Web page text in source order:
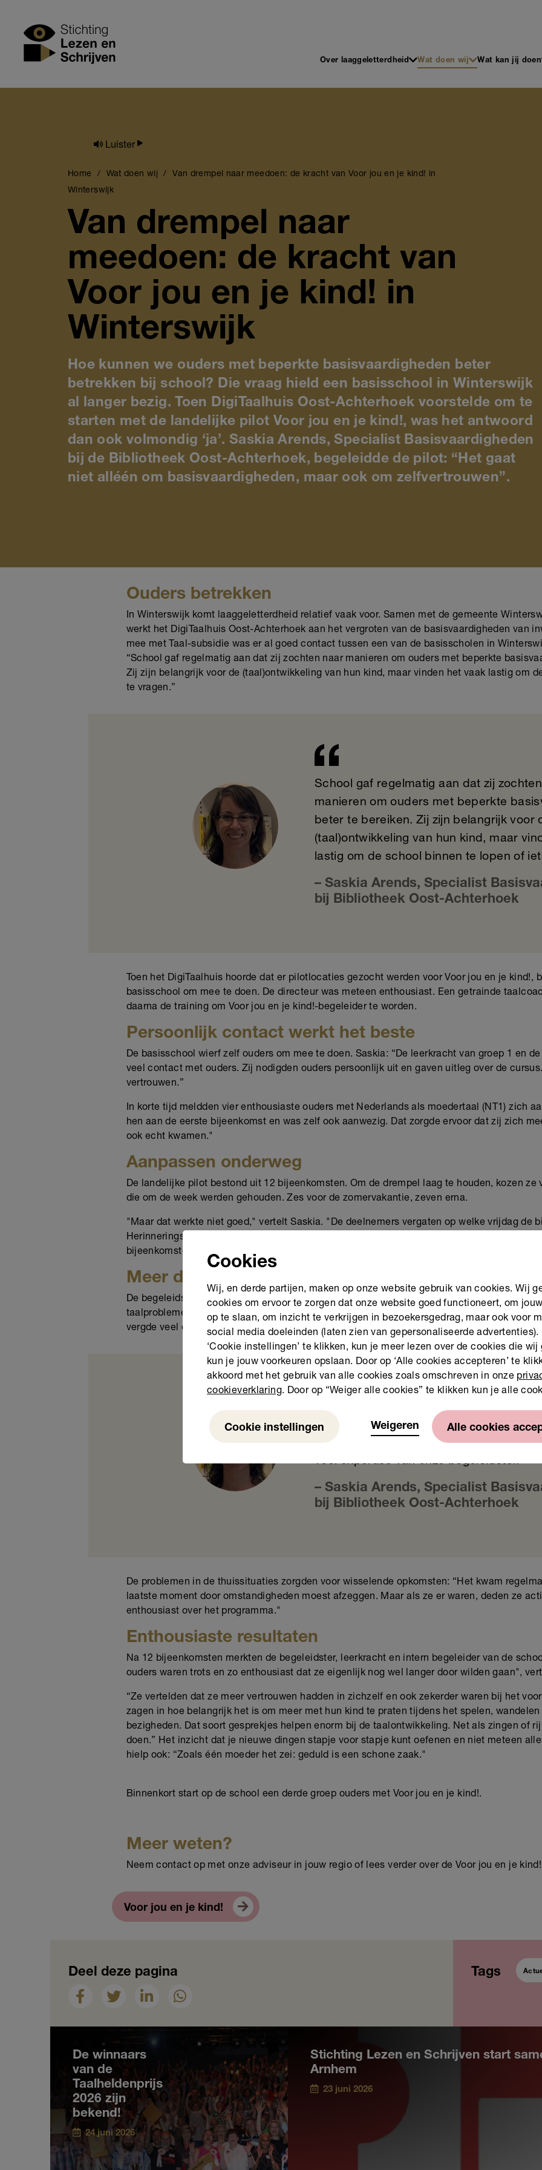
Stichting Lezen en Schrijven
Main
navigation
Over laaggeletterdheid Wat doen wij Wat kan jij doen
Luister
Breadcrumb
Home Wat doen wij
Van drempel naar meedoen: de kracht van Voor jou en je kind! in
Winterswijk
Van drempel naar
meedoen: de kracht van
Voor jou en je kind! in
Winterswijk
Hoe kunnen we ouders met beperkte basisvaardigheden beter
betrekken bij school? Die vraag hield een basisschool in Winterswijk
al langer bezig. Toen DigiTaalhuis Oost-Achterhoek voorstelde om te
starten met de landelijke pilot Voor jou en je kind!, was het antwoord
dan ook volmondig ‘ja’. Saskia Arends, Specialist Basisvaardigheden
bij de Bibliotheek Oost-Achterhoek, begeleidde de pilot: “Het gaat
niet alléén om basisvaardigheden, maar ook om zelfvertrouwen”.
Ouders betrekken
In Winterswijk komt laaggeletterdheid relatief vaak voor. Samen met de gemeente
werkt het DigiTaalhuis Oost-Achterhoek aan het vergroten van de basisvaardigheden van
mee met Taal-subsidie was er al goed contact tussen een van de basisscholen in
“School gaf regelmatig aan dat zij zochten naar manieren om ouders met beperkte
Zij zijn belangrijk voor de (taal)ontwikkeling van hun kind, maar vinden het vaak lastig om
te vragen.”
School gaf regelmatig aan dat zij
manieren om ouders met beperkte
beter te bereiken. Zij zijn belangrijk voor
(taal)ontwikkeling van hun kind, maar
lastig om de school binnen te lopen of
– Saskia Arends, Specialist
bij Bibliotheek Oost-Achterhoek
Toen het DigiTaalhuis hoorde dat er pilotlocaties gezocht werden voor Voor jou en je kind!,
basisschool om mee te doen. De directeur was meteen enthousiast. Een getrainde
daarna de training om Voor jou en je kind!-begeleider te worden.
Persoonlijk contact werkt het beste
De basisschool wierf zelf ouders om mee te doen. Saskia: “De leerkracht van groep 1 en
veel contact met ouders. Zij nodigden ouders persoonlijk uit en gaven uitleg over de
vertrouwen.”
In korte tijd meldden vier enthousiaste ouders met Nederlands als moedertaal (NT1) zich
hen aan de eerste bijeenkomst en was zelf ook aanwezig. Dat zorgde ervoor dat zij zich
ook echt kwamen."
Aanpassen onderweg
De landelijke pilot bestond uit 12 bijeenkomsten. Om de drempel laag te houden, kozen ze
die om de week werden gehouden. Zes voor de zomervakantie, zeven erna.
"Maar dat werkte niet goed," vertelt Saskia. "De deelnemers vergaten op welke vrijdag de
Herinneringsberichtjes via WhatsApp hielpen wel, maar na de zomer zijn we toch
bijeenkomsten. Dat ging veel beter."
Meer dan alleen taal
De begeleidster, een getrainde taalcoach met veertig jaar onderwijservaring, merkte al
taalproblemen. "Bij alle deelnemende ouders speelden er op meerdere gebieden
vergde veel expertise van onze begeleidster."
Bij alle deelnemende ouders speelden er
gebieden problemen, ook in de
veel expertise van onze begeleidster.
– Saskia Arends, Specialist
bij Bibliotheek Oost-Achterhoek
De problemen in de thuissituaties zorgden voor wisselende opkomsten: “Het kwam
laatste moment door omstandigheden moest afzeggen. Maar als ze er waren, deden ze
enthousiast over het programma."
Enthousiaste resultaten
Na 12 bijeenkomsten merkten de begeleidster, leerkracht en intern begeleider van de
ouders waren trots en zo enthousiast dat ze eigenlijk nog wel langer door wilden gaan",
“Ze vertelden dat ze meer vertrouwen hadden in zichzelf en ook zekerder waren bij het
zagen in hoe belangrijk het is om meer met hun kind te praten tijdens het spelen,
bezigheden. Dat soort gesprekjes helpen enorm bij de taalontwikkeling. Net als zingen of
doen.” Het inzicht dat je nieuwe dingen stapje voor stapje kunt oefenen en niet meteen
hielp ook: “Zoals één moeder het zei: geduld is een schone zaak."
Binnenkort start op de school een derde groep ouders met Voor jou en je kind!.
Meer weten?
Neem contact op met onze adviseur in jouw regio of lees verder over de Voor jou en je
Voor jou en je kind!
Deel deze pagina Tags
De winnaars
van de
Taalheldenprijs
2026 zijn
bekend!
24 juni 2026
Stichting Lezen en Schrijven start
Arnhem
23 juni 2026
Cookies
Wij, en derde partijen, maken op onze website gebruik van cookies. Wij
cookies om ervoor te zorgen dat onze website goed functioneert, om
op te slaan, om inzicht te verkrijgen in bezoekersgedrag, maar ook voor
social media doeleinden (laten zien van gepersonaliseerde advertenties).
‘Cookie instellingen’ te klikken, kun je meer lezen over de cookies die wij
kun je jouw voorkeuren opslaan. Door op ‘Alle cookies accepteren’ te
akkoord met het gebruik van alle cookies zoals omschreven in onze
cookieverklaring. Door op “Weiger alle cookies” te klikken kun je alle
Cookie instellingen
Weigeren
Weigeren Alle cookies